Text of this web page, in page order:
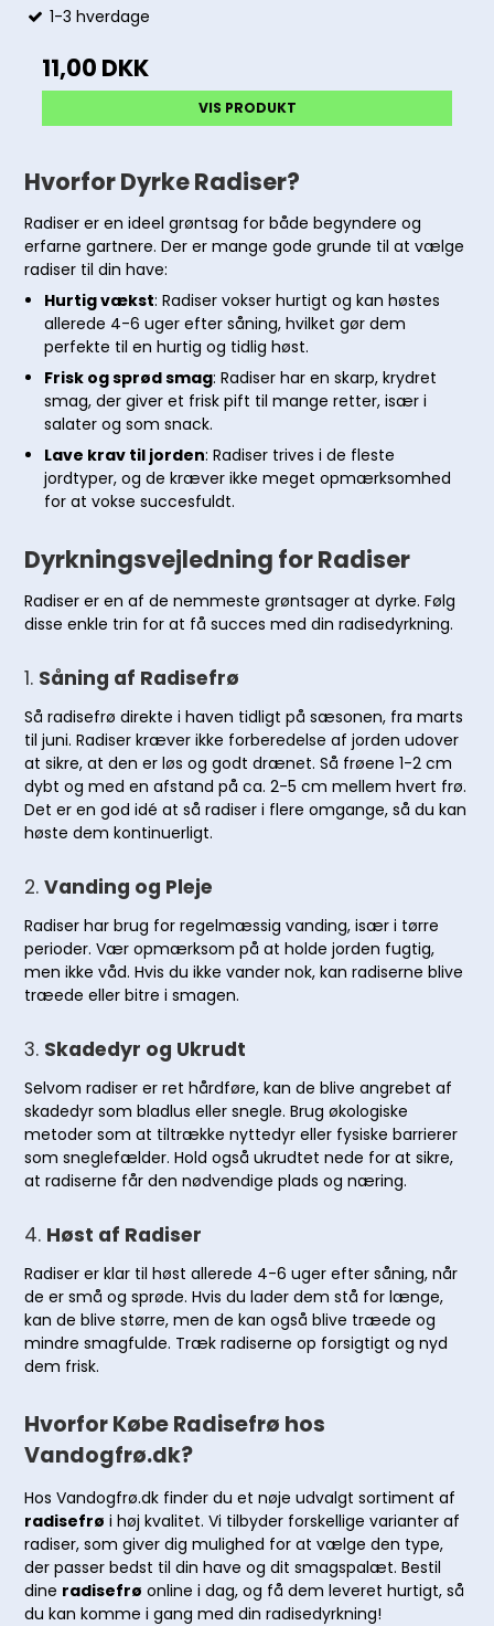
1-3 hverdage
11,00 DKK
VIS PRODUKT
Hvorfor Dyrke Radiser?
Radiser er en ideel grøntsag for både begyndere og
erfarne gartnere. Der er mange gode grunde til at vælge
radiser til din have:
Hurtig vækst: Radiser vokser hurtigt og kan høstes
allerede 4-6 uger efter såning, hvilket gør dem
perfekte til en hurtig og tidlig høst.
Frisk og sprød smag: Radiser har en skarp, krydret
smag, der giver et frisk pift til mange retter, især i
salater og som snack.
Lave krav til jorden: Radiser trives i de fleste
jordtyper, og de kræver ikke meget opmærksomhed
for at vokse succesfuldt.
Dyrkningsvejledning for Radiser
Radiser er en af de nemmeste grøntsager at dyrke. Følg
disse enkle trin for at få succes med din radisedyrkning.
1. Såning af Radisefrø
Så radisefrø direkte i haven tidligt på sæsonen, fra marts
til juni. Radiser kræver ikke forberedelse af jorden udover
at sikre, at den er løs og godt drænet. Så frøene 1-2 cm
dybt og med en afstand på ca. 2-5 cm mellem hvert frø.
Det er en god idé at så radiser i flere omgange, så du kan
høste dem kontinuerligt.
2.Vanding og Pleje
Radiser har brug for regelmæssig vanding, især i tørre
perioder. Vær opmærksom på at holde jorden fugtig,
men ikke våd. Hvis du ikke vander nok, kan radiserne blive
træede eller bitre i smagen.
3. Skadedyr og Ukrudt
Selvom radiser er ret hårdføre, kan de blive angrebet af
skadedyr som bladlus eller snegle. Brug økologiske
metoder som at tiltrække nyttedyr eller fysiske barrierer
som sneglefælder. Hold også ukrudtet nede for at sikre,
at radiserne får den nødvendige plads og næring.
4. Høst af Radiser
Radiser er klar til høst allerede 4-6 uger efter såning, når
de er små og sprøde. Hvis du lader dem stå for længe,
kan de blive større, men de kan også blive træede og
mindre smagfulde. Træk radiserne op forsigtigt og nyd
dem frisk.
Hvorfor Købe Radisefrø hos
Vandogfrø.dk?
Hos Vandogfrø.dk finder du et nøje udvalgt sortiment af
radisefrø i høj kvalitet. Vi tilbyder forskellige varianter af
radiser, som giver dig mulighed for at vælge den type,
der passer bedst til din have og dit smagspalæt. Bestil
dine radisefrø online i dag, og få dem leveret hurtigt, så
du kan komme i gang med din radisedyrkning!